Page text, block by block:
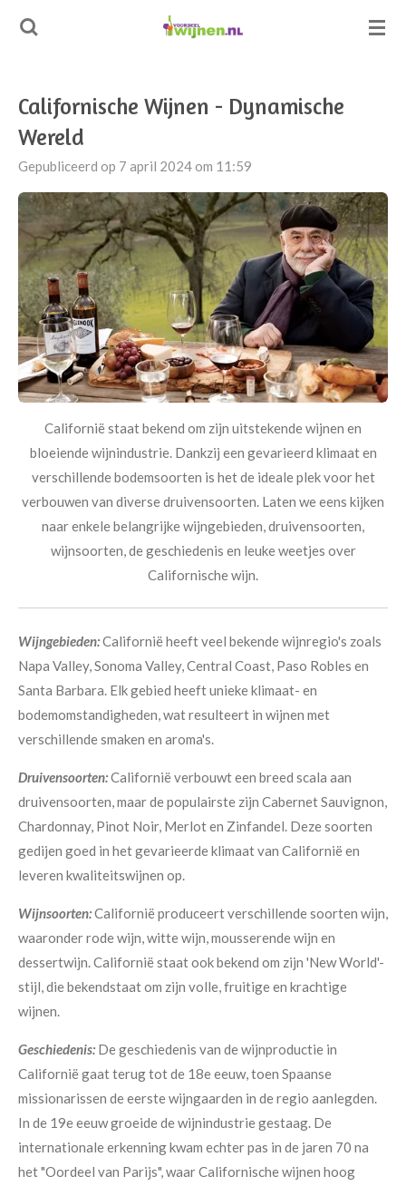
Ga
hoofdinhoud
Californische Wijnen - Dynamische
Wereld
Gepubliceerd op 7 april 2024 om 11:59
Californië staat bekend om zijn uitstekende wijnen en
bloeiende wijnindustrie. Dankzij een gevarieerd klimaat en
verschillende bodemsoorten is het de ideale plek voor het
verbouwen van diverse druivensoorten. Laten we eens kijken
naar enkele belangrijke wijngebieden, druivensoorten,
wijnsoorten, de geschiedenis en leuke weetjes over
Californische wijn.
Wijngebieden:Californië heeft veel bekende wijnregio's zoals
Napa Valley, Sonoma Valley, Central Coast, Paso Robles en
Santa Barbara. Elk gebied heeft unieke klimaat- en
bodemomstandigheden, wat resulteert in wijnen met
verschillende smaken en aroma's.
Druivensoorten:Californië verbouwt een breed scala aan
druivensoorten, maar de populairste zijn Cabernet Sauvignon,
Chardonnay, Pinot Noir, Merlot en Zinfandel. Deze soorten
gedijen goed in het gevarieerde klimaat van Californië en
leveren kwaliteitswijnen op.
Wijnsoorten:Californië produceert verschillende soorten wijn,
waaronder rode wijn, witte wijn, mousserende wijn en
dessertwijn. Californië staat ook bekend om zijn 'New World'-
stijl, die bekendstaat om zijn volle, fruitige en krachtige
wijnen.
Geschiedenis: De geschiedenis van de wijnproductie in
Californië gaat terug tot de 18e eeuw, toen Spaanse
missionarissen de eerste wijngaarden in de regio aanlegden.
In de 19e eeuw groeide de wijnindustrie gestaag. De
internationale erkenning kwam echter pas in de jaren 70 na
het "Oordeel van Parijs", waar Californische wijnen hoog